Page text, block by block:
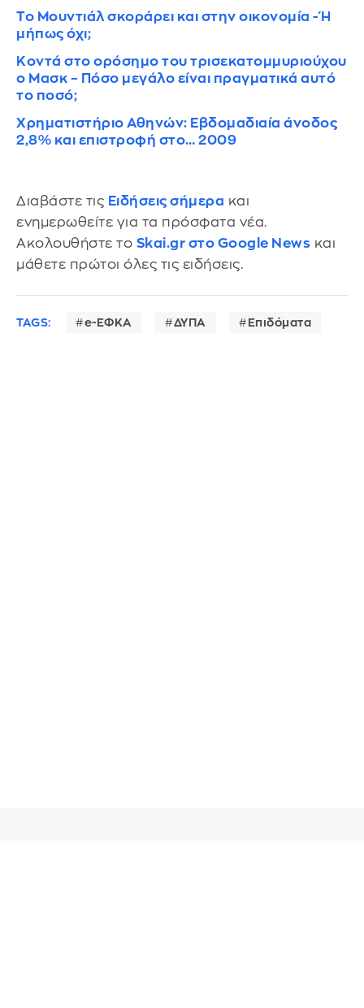
Το Μουντιάλ σκοράρει και στην οικονομία - Ή
μήπως όχι;
Κοντά στο ορόσημο του τρισεκατομμυριούχου
ο Μασκ – Πόσο μεγάλο είναι πραγματικά αυτό
το ποσό;
Χρηματιστήριο Αθηνών: Εβδομαδιαία άνοδος
2,8% και επιστροφή στο… 2009
Διαβάστε τις Ειδήσεις σήμερα και
ενημερωθείτε για τα πρόσφατα νέα.
Ακολουθήστε το Skai.gr στο Google News και
μάθετε πρώτοι όλες τις ειδήσεις.
TAGS: e-ΕΦΚΑ ΔΥΠΑ Επιδόματα